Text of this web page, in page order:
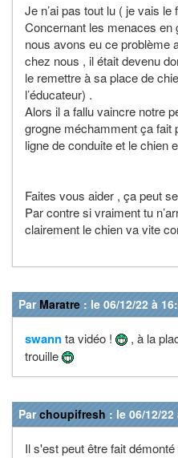
Je n’ai pas tout lu ( je vais le
Concernant les menaces en
nous avons eu ce problème
chez nous , il était devenu
le remettre à sa place de
l’éducateur) .
Alors il a fallu vaincre notre
grogne méchamment ça fait
ligne de conduite et le chien
Faites vous aider , ça peut
Par contre si vraiment tu
clairement le chien va vite
Par Maratre : le 06/12/22 à
swannta vidéo !
, à la
trouille
Parchoupifresh : le 06/12/
Il s'est peut être fait